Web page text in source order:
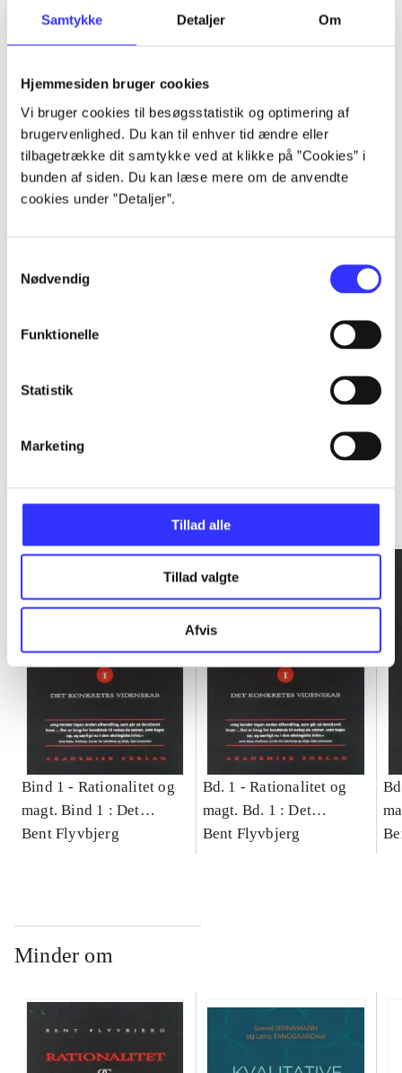
Samtykke Detaljer Om
Hjemmesiden bruger cookies
Vi bruger cookies til besøgsstatistik og optimering af
brugervenlighed. Du kan til enhver tid ændre eller
tilbagetrække dit samtykke ved at klikke på ”Cookies” i
bunden af siden. Du kan læse mere om de anvendte
cookies under ”Detaljer”.
Nødvendig
Funktionelle
Statistik
Marketing
Tillad alle
Tillad valgte
Afvis
Artikler
...
...
...
...
Gå til serien
Bind 1 - Rationalitet og
magt. Bind 1 : Det
konkretes videnskab
Bent Flyvbjerg
Bd. 1 -Rationalitet og
magt. Bd. 1 : Det
konkretes videnskab
Bent Flyvbjerg
Minder om